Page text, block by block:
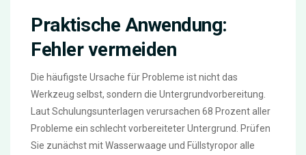
Praktische Anwendung:
Fehler vermeiden
Die häufigste Ursache für Probleme ist nicht das
Werkzeug selbst, sondern die Untergrundvorbereitung.
Laut Schulungsunterlagen verursachen 68 Prozent aller
Probleme ein schlecht vorbereiteter Untergrund. Prüfen
Sie zunächst mit Wasserwaage und Füllstyropor alle